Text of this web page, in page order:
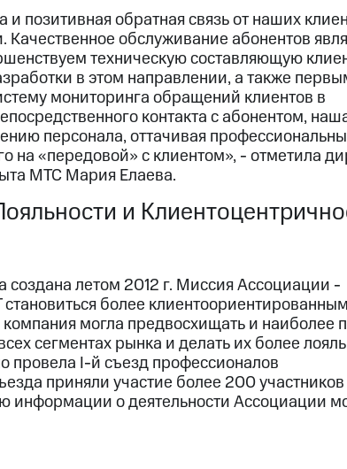
позитивная обратная связь от наших
обслуживание абонентов
техническую составляющую
в этом направлении, а также
мониторинга обращений клиентов в
контакта с абонентом,
персонала, оттачивая
на «передовой» с клиентом», - отметила
МТС Мария Елаева.
и
летом 2012 г. Миссия Ассоциации -
более
могла предвосхищать и наиболее
сегментах рынка и делать их более
провела I-й съезд профессионалов
приняли участие более 200
информации о деятельности Ассоциации